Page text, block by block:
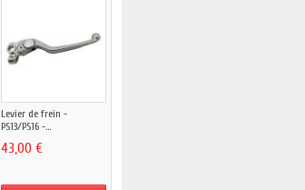
Levier de frein -
PS13/PS16 -...
43,00 €